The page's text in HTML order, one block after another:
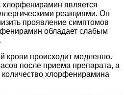
хлорфенирамин является
реакциями. Он
проявление симптомов
обладает слабым
крови происходит медленно.
после приема препарата, а
хлорфенирамина